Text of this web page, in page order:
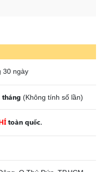
30 ngày
tháng (Không tính số lần)
toàn quốc.